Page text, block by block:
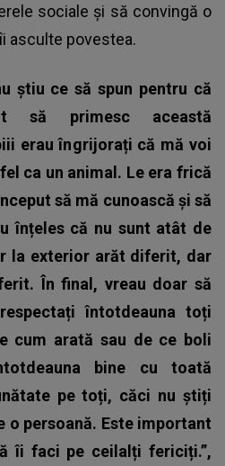
sociale și să convingă o
asculte povestea.
știu ce să spun pentru că
să primesc această
erau îngrijorați că mă voi
ca un animal. Le era frică
să mă cunoască și să
înțeles că nu sunt atât de
la exterior arăt diferit, dar
În final, vreau doar să
întotdeauna toți
cum arată sau de ce boli
bine cu toată
pe toți, căci nu știți
o persoană. Este important
îi faci pe ceilalți fericiți.”,